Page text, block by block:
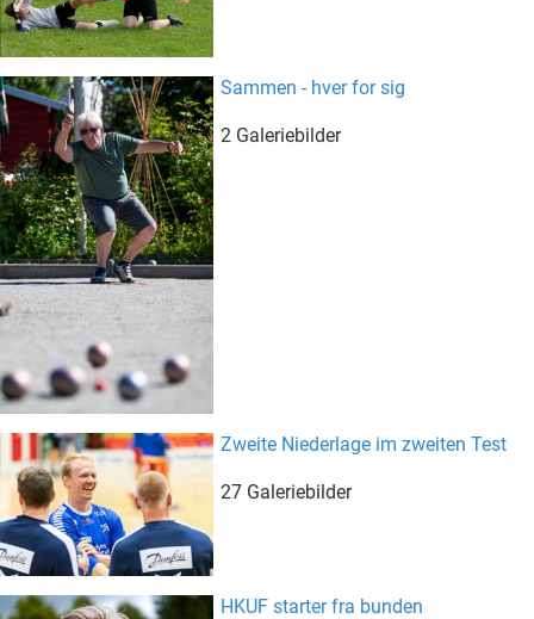
Sammen - hver for sig
2 Galeriebilder
Zweite Niederlage im zweiten Test
27 Galeriebilder
HKUF starter fra bunden